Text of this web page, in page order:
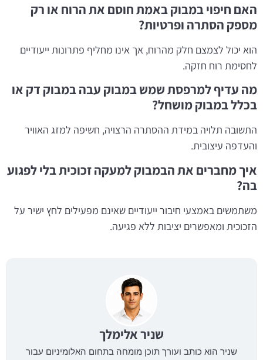
האם חיפוי במבוק באמת חוסם את הרוח או רק
מספק הסתרה ופרטיות?
הוא יכול לצמצם חלק מהרוח, אך אינו מחליף פתרונות ייעודיים
לחסימת רוח חזקה.
מה עדיף למרפסת שמש במבוק עבה במבוק דק או
בכלל במבוק מושחל?
התשובה תלויה במידת ההסתרה הרצויה, חשיפה למזג האוויר
והעדפה עיצובית.
איך מחברים את הבמבוק למעקה זכוכית בלי לפגוע
בה?
משתמשים באמצעי חיבור ייעודיים שאינם מפעילים לחץ ישיר על
הזכוכית ומאפשרים יציבות ללא פגיעה.
שניר אלימלך
שניר הוא כותב ועורך תוכן מומחה בתחום האלומיניום עבור